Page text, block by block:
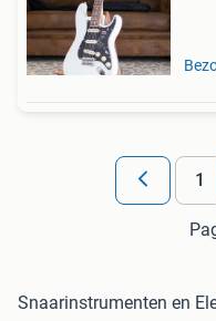
1
Snaarinstrumenten en